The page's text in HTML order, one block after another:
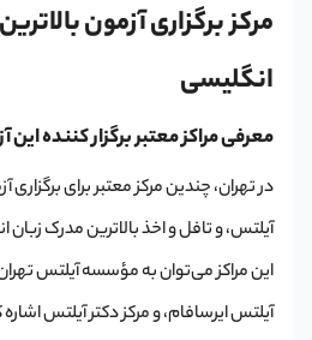
مرکز برگزاری آزمون
انگلیسی
معرفی مراکز معتبر برگزار کننده این
آیلتس، و تافل و اخذ بالاترین مدرک
این مراکز می‌توان به مؤسسه آیلتس
آیلتس ایرسافام، و مرکز دکتر آیلتس اشاره